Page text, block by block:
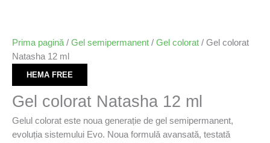
Prima pagină / Gel semipermanent / Gel colorat / Gel colorat
Natasha 12 ml
HEMA FREE
Gel colorat Natasha 12 ml
Gelul colorat este noua generație de gel semipermanent,
evoluția sistemului Evo. Noua formulǎ avansată, testată